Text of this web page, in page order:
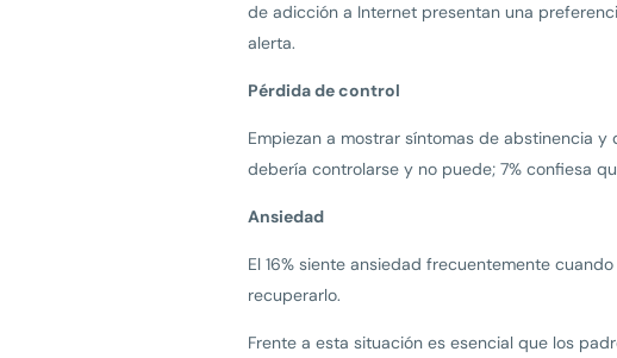
de adicción a Internet presentan una
alerta.
Pérdida de control
Empiezan a mostrar síntomas de abstinencia
debería controlarse y no puede; 7% confiesa
Ansiedad
El 16% siente ansiedad frecuentemente
recuperarlo.
Frente a esta situación es esencial que los